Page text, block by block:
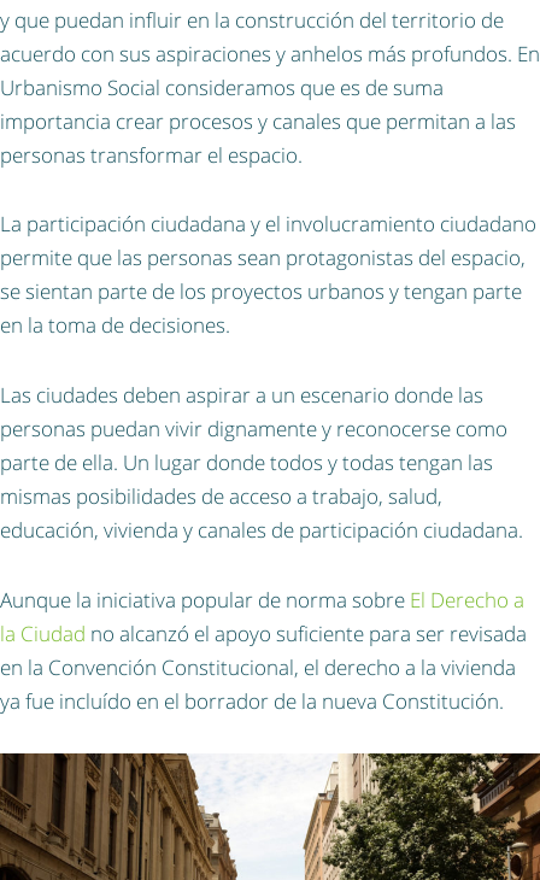
y que puedan influir en la construcción del territorio de
acuerdo con sus aspiraciones y anhelos más profundos. En
Urbanismo Social consideramos que es de suma
importancia crear procesos y canales que permitan a las
personas transformar el espacio.
La participación ciudadana y el involucramiento ciudadano
permite que las personas sean protagonistas del espacio,
se sientan parte de los proyectos urbanos y tengan parte
en la toma de decisiones.
Las ciudades deben aspirar a un escenario donde las
personas puedan vivir dignamente y reconocerse como
parte de ella. Un lugar donde todos y todas tengan las
mismas posibilidades de acceso a trabajo, salud,
educación, vivienda y canales de participación ciudadana.
Aunque la iniciativa popular de norma sobre El Derecho a
la Ciudad no alcanzó el apoyo suficiente para ser revisada
en la Convención Constitucional, el derecho a la vivienda
ya fue incluído en el borrador de la nueva Constitución.